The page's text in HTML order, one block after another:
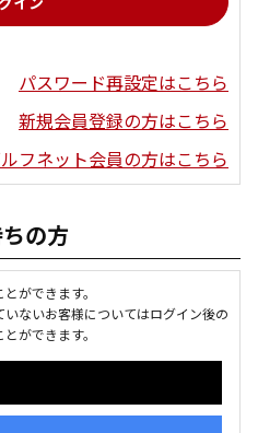
パスワード再設定はこちら
新規会員登録の方はこちら
フネット会員の方はこちら
の方
ができます。
ないお客様についてはログイン後の
ができます。